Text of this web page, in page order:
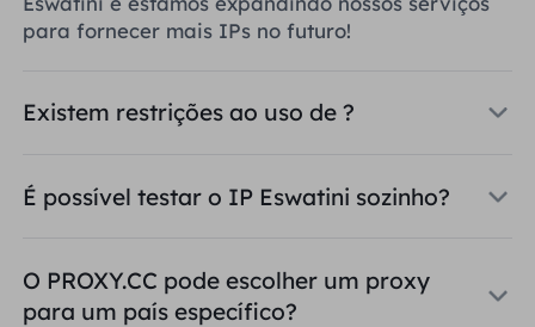
para fornecer mais IPs no futuro!
Existem restrições ao uso de ?
É possível testar o IP Eswatini sozinho?
O PROXY.CC pode escolher um proxy
para um país específico?